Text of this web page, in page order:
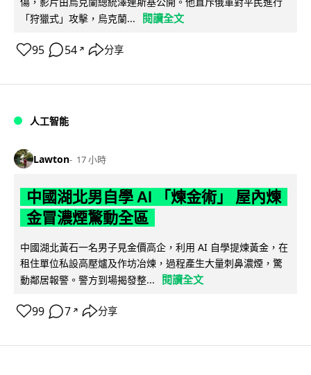
「狩獵式」攻擊，烏克蘭...
閱讀全文
95 54 ↗ 分享
人工智能
Lawton 17 小時
中國湖北男自學 AI 「煉金術」 屋內煉
金冒濃煙驚動全區
中國湖北黃石一名男子見金價高企，利用 AI 自學提煉黃金，在
租住單位私設高壓爐及作坊冶煉，過程產生大量刺鼻濃煙，驚
動鄰居報警。警方到場揭發整...
閱讀全文
99 7 ↗ 分享